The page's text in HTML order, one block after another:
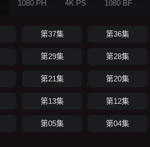
1080 PH 4K PS 1080 BF
第37集 第36集
第29集 第28集
第21集 第20集
第13集 第12集
第05集 第04集